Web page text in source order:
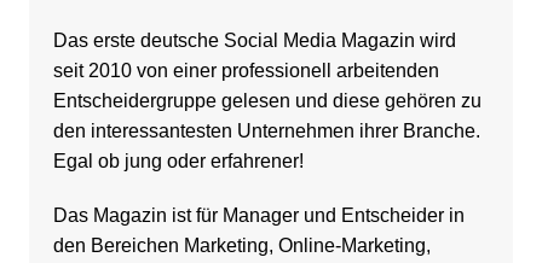
Das erste deutsche Social Media Magazin wird
seit 2010 von einer professionell arbeitenden
Entscheidergruppe gelesen und diese gehören zu
den interessantesten Unternehmen ihrer Branche.
Egal ob jung oder erfahrener!
Das Magazin ist für Manager und Entscheider in
den Bereichen Marketing, Online-Marketing,